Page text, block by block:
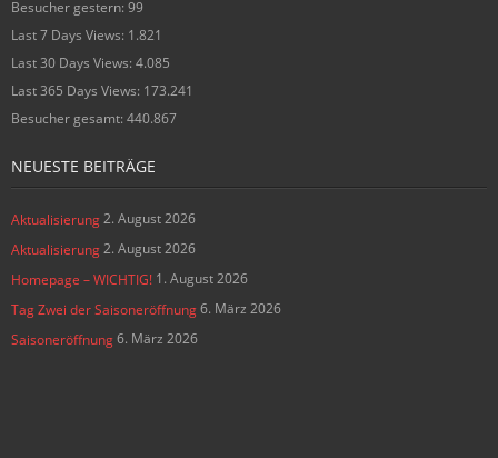
Besucher gestern: 99
Last 7 Days Views: 1.821
Last 30 Days Views: 4.085
Last 365 Days Views: 173.241
Besucher gesamt: 440.867
NEUESTE BEITRÄGE
Aktualisierung2. August 2026
Aktualisierung2. August 2026
Homepage – WICHTIG! 1. August 2026
Tag Zwei der Saisoneröffnung6. März 2026
Saisoneröffnung6. März 2026